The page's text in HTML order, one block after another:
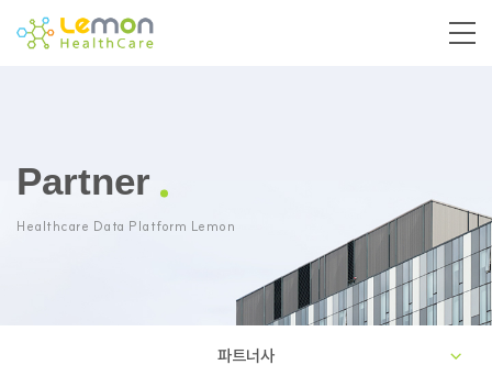
Partner
Healthcare Data Platform Lemon
파트너사